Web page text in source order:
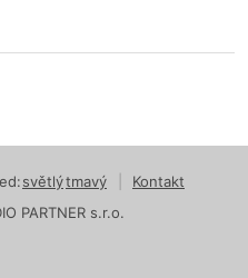
světlýtmavý
Kontakt
PARTNER s.r.o.